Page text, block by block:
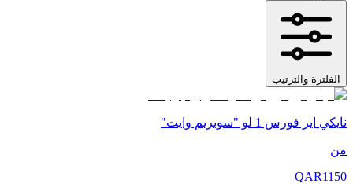
الفلترة والترتيب
نايكي اير فورس 1 لو "سوبريم وايت"
من
QAR1150